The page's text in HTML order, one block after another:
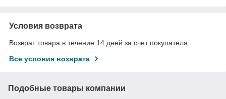
Условия возврата
Возврат товара в течение 14 дней за счет покупателя
Все условия возврата
Подобные товары компании